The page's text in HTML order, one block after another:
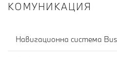
КОМУНИКАЦИЯ
Навигационна система